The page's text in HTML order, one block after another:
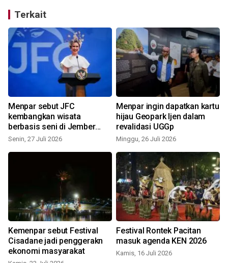
Terkait
Menpar sebut JFC
kembangkan wisata
berbasis seni di Jember
dengan kualitas dunia
Senin, 27 Juli 2026
Menpar ingin dapatkan kartu
hijau Geopark Ijen dalam
revalidasi UGGp
Minggu, 26 Juli 2026
Kemenpar sebut Festival
Cisadane jadi penggerakn
ekonomi masyarakat
Festival Rontek Pacitan
masuk agenda KEN 2026
Kamis, 16 Juli 2026